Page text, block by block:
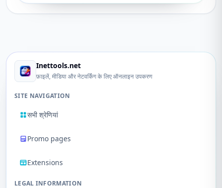
Inettools.net
फ़ाइलें, मीडिया और नेटवर्किंग के लिए ऑनलाइन उपकरण
SITE NAVIGATION
सभी श्रेणियां
Promo pages
Extensions
LEGAL INFORMATION